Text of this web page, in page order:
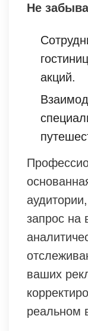
Не
акций.
запрос на
ваших
реальном